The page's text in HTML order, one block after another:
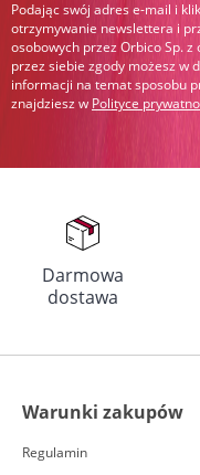
Podając swój adres e-mail i
otrzymywanie newslettera i
osobowych przez Orbico Sp.
przez siebie zgody możesz w
informacji na temat sposobu
znajdziesz w Polityce
Darmowa
dostawa
Warunki zakupów
Regulamin